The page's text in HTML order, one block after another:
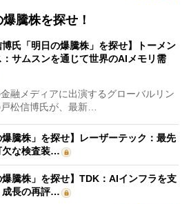
騰株を探せ！
博氏「明日の爆騰株」を探せ】トーメン
サムスンを通じて世界のAIメモリ需
融メディアに出演するグローバルリン
松信博氏が、最新…
爆騰株」を探せ】レーザーテック：最先
欠な検査装…
爆騰株」を探せ】TDK：AIインフラを支
長の再評…